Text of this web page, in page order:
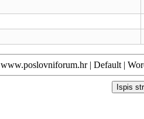
www.poslovniforum.hr| Default |